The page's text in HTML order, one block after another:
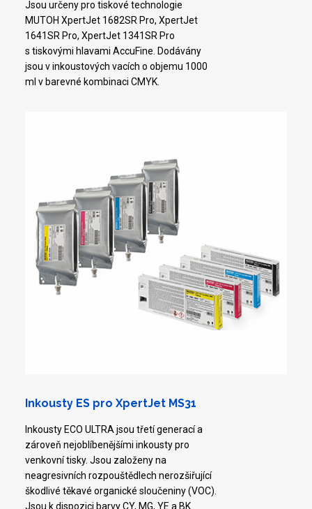
Jsou určeny pro tiskové technologie
MUTOH XpertJet 1682SR Pro, XpertJet
1641SR Pro, XpertJet 1341SR Pro
s tiskovými hlavami AccuFine. Dodávány
jsou v inkoustových vacích o objemu 1000
ml v barevné kombinaci CMYK.
Inkousty ES pro XpertJet MS31
Inkousty ECO ULTRA jsou třetí generací a
zároveň nejoblíbenějšími inkousty pro
venkovní tisky. Jsou založeny na
neagresivních rozpouštědlech nerozšiřující
škodlivé těkavé organické sloučeniny (VOC).
Jsou k dispozici barvy CY, MG, YE a BK